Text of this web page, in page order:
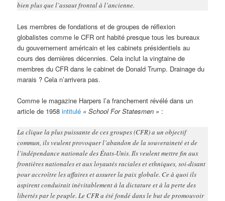
bien plus que l’assaut frontal à l’ancienne.
Les membres de fondations et de groupes de réflexion
globalistes comme le CFR ont habité presque tous les bureaux
du gouvernement américain et les cabinets présidentiels au
cours des dernières décennies. Cela inclut la vingtaine de
membres du CFR dans le cabinet de Donald Trump. Drainage du
marais ? Cela n’arrivera pas.
Comme le magazine Harpers l’a franchement révélé dans un
article de 1958intitulé « School For Statesmen » :
La clique la plus puissante de ces groupes (CFR) a un objectif
commun, ils veulent provoquer l’abandon de la souveraineté et de
l’indépendance nationale des États-Unis. Ils veulent mettre fin aux
frontières nationales et aux loyautés raciales et ethniques, soi-disant
pour accroître les affaires et assurer la paix globale. Ce à quoi ils
aspirent conduirait inévitablement à la dictature et à la perte des
libertés par le peuple. Le CFR a été fondé dans le but de promouvoir